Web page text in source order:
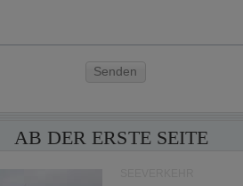
Senden
AB DER ERSTE SEITE